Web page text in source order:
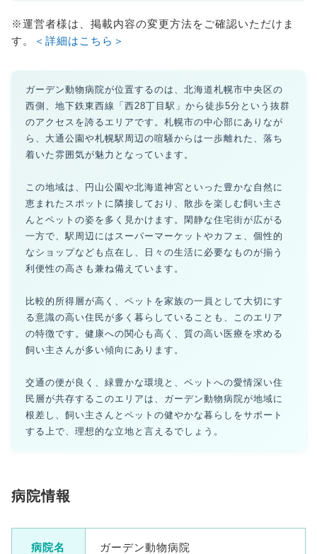
※運営者様は、掲載内容の変更方法をご確認いただけま
す。
＜詳細はこちら＞
ガーデン動物病院が位置するのは、北海道札幌市中央区の
西側、地下鉄東西線「西28丁目駅」から徒歩5分という抜群
のアクセスを誇るエリアです。札幌市の中心部にありなが
ら、大通公園や札幌駅周辺の喧騒からは一歩離れた、落ち
着いた雰囲気が魅力となっています。
この地域は、円山公園や北海道神宮といった豊かな自然に
恵まれたスポットに隣接しており、散歩を楽しむ飼い主さ
んとペットの姿を多く見かけます。閑静な住宅街が広がる
一方で、駅周辺にはスーパーマーケットやカフェ、個性的
なショップなども点在し、日々の生活に必要なものが揃う
利便性の高さも兼ね備えています。
比較的所得層が高く、ペットを家族の一員として大切にす
る意識の高い住民が多く暮らしていることも、このエリア
の特徴です。健康への関心も高く、質の高い医療を求める
飼い主さんが多い傾向にあります。
交通の便が良く、緑豊かな環境と、ペットへの愛情深い住
民層が共存するこのエリアは、ガーデン動物病院が地域に
根差し、飼い主さんとペットの健やかな暮らしをサポート
する上で、理想的な立地と言えるでしょう。
病院情報
病院名 ガーデン動物病院